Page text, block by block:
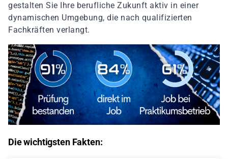
gestalten Sie Ihre berufliche Zukunft aktiv in einer
dynamischen Umgebung, die nach qualifizierten
Fachkräften verlangt.
Die wichtigsten Fakten: